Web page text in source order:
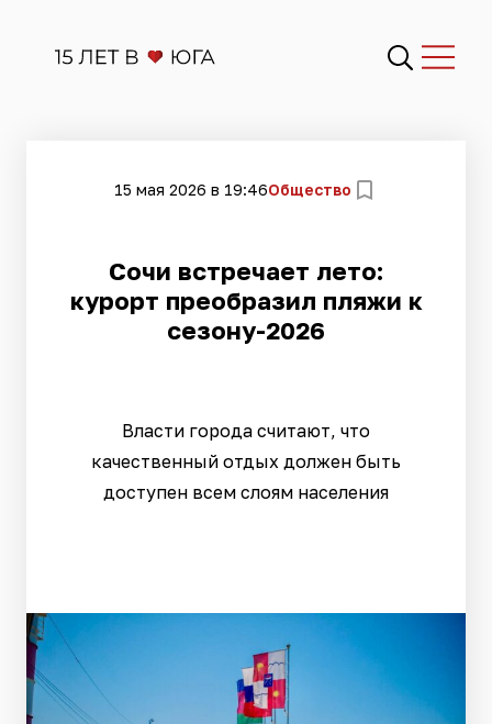
15 мая 2026 в 19:46Общество
Сочи встречает лето:
курорт преобразил пляжи к
сезону-2026
Власти города считают, что
качественный отдых должен быть
доступен всем слоям населения